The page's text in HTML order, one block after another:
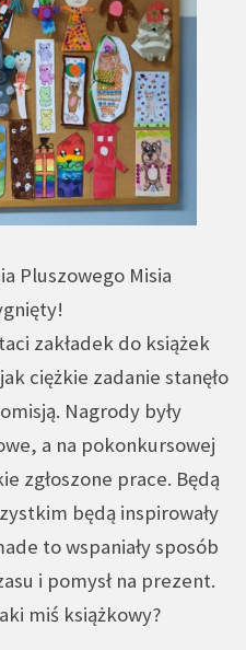
Pluszowego Misia
zakładek do książek
ciężkie zadanie stanęło
Nagrody były
a na pokonkursowej
zgłoszone prace. Będą
będą inspirowały
to wspaniały sposób
i pomysł na prezent.
miś książkowy?